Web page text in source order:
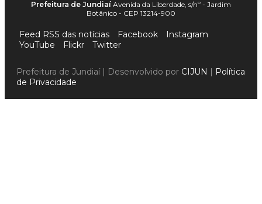
Prefeitura de Jundiaí Avenida da Liberdade, s/nº - Jardim
Botânico - CEP 13214-900
Feed RSS das notícias Facebook
Instagram
YouTube
Flickr Twitter
Prefeitura de Jundiaí | Desenvolvido por CIJUN | Política
de Privacidade